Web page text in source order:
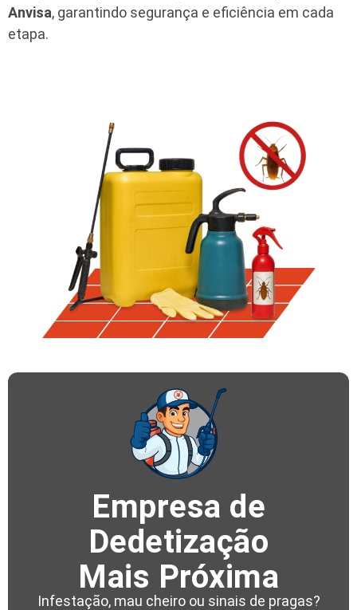
Anvisa, garantindo segurança e eficiência em cada
etapa.
Empresa de
Dedetização
Mais Próxima
Infestação, mau cheiro ou sinais de pragas?